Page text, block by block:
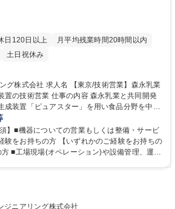
日120日以上
月平均残業時間20時間以内
土日祝休み
京/技術営業】森永乳業
内容 森永乳業と共同開発
成装置「ピュアスター」を用い食品分野を中心
改善するお仕事です。販売代理店と協力して全
づくりをサポ ートしていきます。◎
店に対して「ピュアスター」を活用した技術提
ォローを行います。当社は微酸性次亜塩素酸
衛生管理装置の技術営業
】■機器についての営業もしくは整備・サービ
験をお持ちの方 【いずれかのご経験をお持ちの
■工場現場(オペレーション)や設備管理、運営
画・設計・施工管理・メンテナンスまで、ト
ジニアリング株式会社